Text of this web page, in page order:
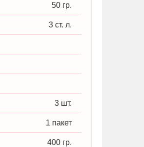
50 гр.
3 ст. л.
3 шт.
1 пакет
400 гр.